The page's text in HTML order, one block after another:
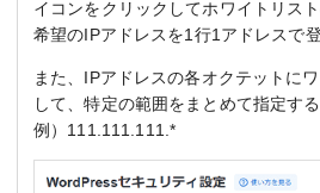
イコンをクリックしてホワイトリス
希望のIPアドレスを1行1アドレスで
また、IPアドレスの各オクテットに
して、特定の範囲をまとめて指定す
例）111.111.111.*